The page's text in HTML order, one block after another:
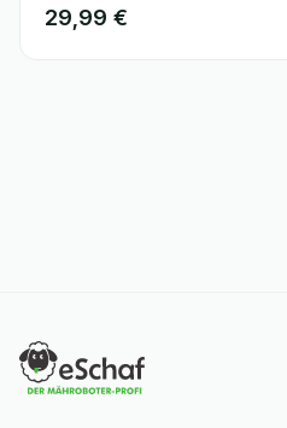
29,99 €